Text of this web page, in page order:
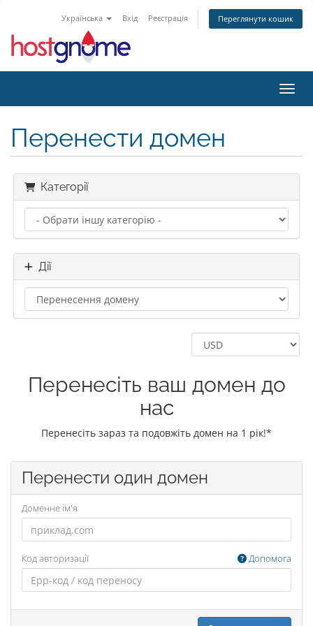
Українська Вхід Реєстрація Переглянути кошик
Перенести домен
Категорії
Дії
Перенесіть ваш домен до
нас
Перенесіть зараз та подовжіть домен на 1 рік!*
Перенести один домен
Доменне ім'я
Код авторизації Допомога